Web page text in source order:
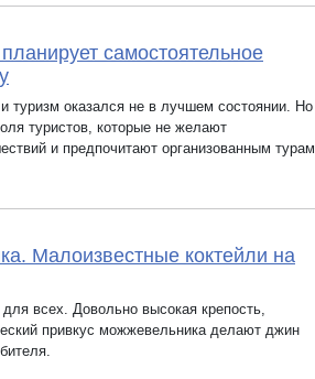
самостоятельное
туризм оказался не в лучшем состоянии. Но
туристов, которые не желают
и предпочитают организованным турам
Малоизвестные коктейли на
всех. Довольно высокая крепость,
привкус можжевельника делают джин